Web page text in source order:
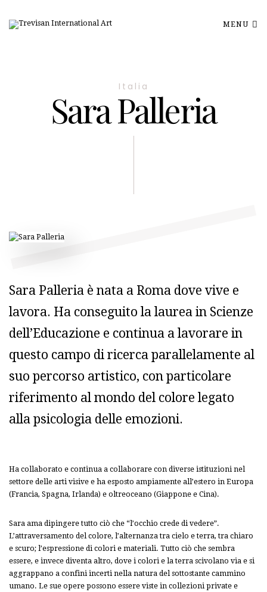
MENU
Italia
Sara Palleria
Sara Palleria è nata a Roma dove vive e
lavora. Ha conseguito la laurea in Scienze
dell’Educazione e continua a lavorare in
questo campo di ricerca parallelamente al
suo percorso artistico, con particolare
riferimento al mondo del colore legato
alla psicologia delle emozioni.
Ha collaborato e continua a collaborare con diverse istituzioni nel
settore delle arti visive e ha esposto ampiamente all’estero in Europa
(Francia, Spagna, Irlanda) e oltreoceano (Giappone e Cina).
Sara ama dipingere tutto ciò che “l’occhio crede di vedere”.
L’attraversamento del colore, l’alternanza tra cielo e terra, tra chiaro
e scuro; l’espressione di colori e materiali. Tutto ciò che sembra
essere, e invece diventa altro, dove i colori e la terra scivolano via e si
aggrappano a confini incerti nella natura del sottostante cammino
umano. Le sue opere possono essere viste in collezioni private e